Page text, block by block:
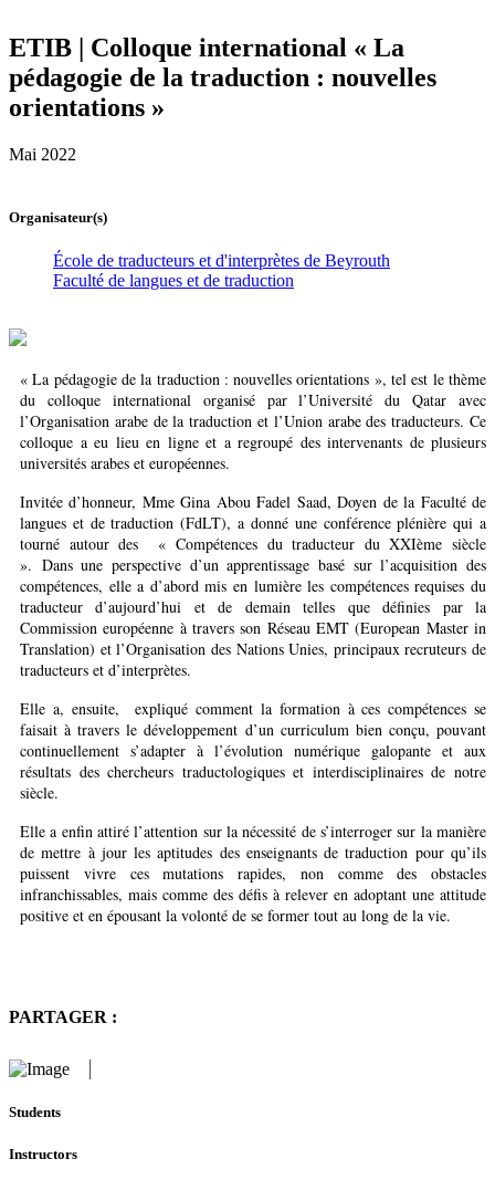
ETIB | Colloque international « La
pédagogie de la traduction : nouvelles
orientations »
Mai 2022
Organisateur(s)
École de traducteurs et d'interprètes de Beyrouth
Faculté de langues et de traduction
« La pédagogie de la traduction : nouvelles orientations », tel est le thème
du colloque international organisé par l’Université du Qatar avec
l’Organisation arabe de la traduction et l’Union arabe des traducteurs. Ce
colloque a eu lieu en ligne et a regroupé des intervenants de plusieurs
universités arabes et européennes.
Invitée d’honneur, Mme Gina Abou Fadel Saad, Doyen de la Faculté de
langues et de traduction (FdLT), a donné une conférence plénière qui a
tourné autour des « Compétences du traducteur du XXIème siècle
». Dans une perspective d’un apprentissage basé sur l’acquisition des
compétences, elle a d’abord mis en lumière les compétences requises du
traducteur d’aujourd’hui et de demain telles que définies par la
Commission européenne à travers son Réseau EMT (European Master in
Translation) et l’Organisation des Nations Unies, principaux recruteurs de
traducteurs et d’interprètes.
Elle a, ensuite, expliqué comment la formation à ces compétences se
faisait à travers le développement d’un curriculum bien conçu, pouvant
continuellement s’adapter à l’évolution numérique galopante et aux
résultats des chercheurs traductologiques et interdisciplinaires de notre
siècle.
Elle a enfin attiré l’attention sur la nécessité de s’interroger sur la manière
de mettre à jour les aptitudes des enseignants de traduction pour qu’ils
puissent vivre ces mutations rapides, non comme des obstacles
infranchissables, mais comme des défis à relever en adoptant une attitude
positive et en épousant la volonté de se former tout au long de la vie.
PARTAGER :
Students
Instructors